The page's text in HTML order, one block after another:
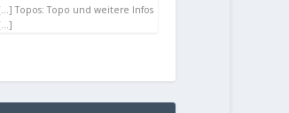
Topos: Topo und weitere Infos